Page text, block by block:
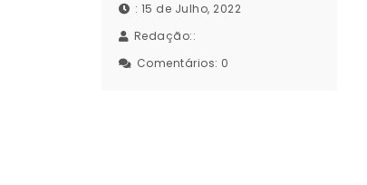
: 15 de Julho, 2022
Redação::
Comentários: 0